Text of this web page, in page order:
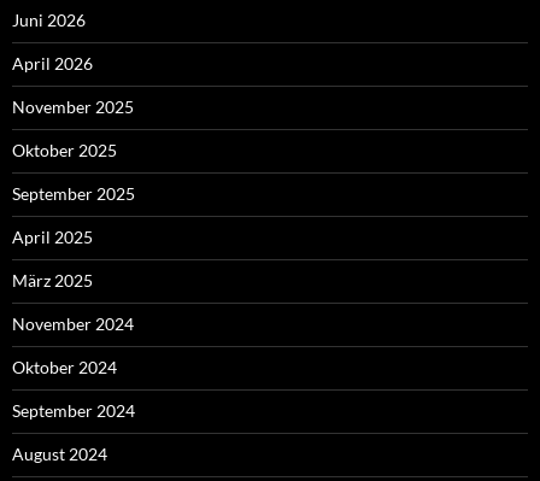
Juni 2026
April 2026
November 2025
Oktober 2025
September 2025
April 2025
März 2025
November 2024
Oktober 2024
September 2024
August 2024